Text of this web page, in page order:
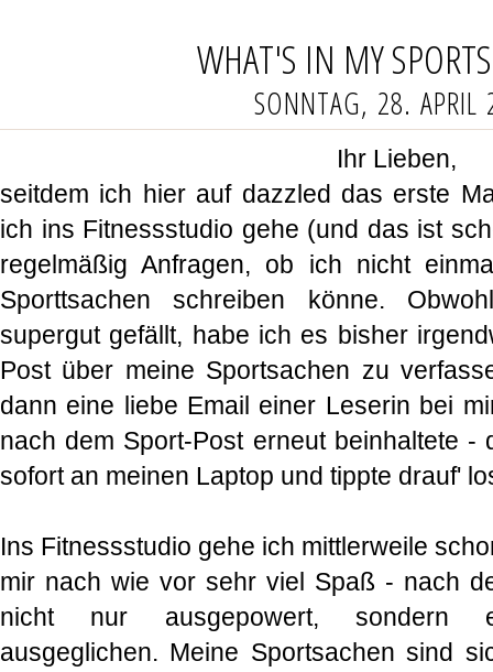
WHAT'S IN MY
SONNTAG, 28. APRIL
Ihr Lieben,
seitdem ich hier auf dazzled das erste
ich ins Fitnessstudio gehe (und das ist
regelmäßig Anfragen, ob ich nicht
Sporttsachen schreiben könne.
supergut gefällt, habe ich es bisher
Post über meine Sportsachen zu
dann eine liebe Email einer Leserin bei
nach dem Sport-Post erneut beinhaltete -
sofort an meinen Laptop und tippte drauf'
Ins Fitnessstudio gehe ich mittlerweile
mir nach wie vor sehr viel Spaß - nach
nicht nur ausgepowert,
ausgeglichen. Meine Sportsachen sind